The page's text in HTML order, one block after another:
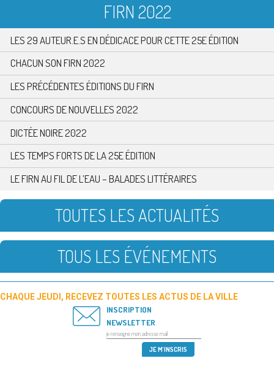
FIRN 2022
LES 29 AUTEUR.E.S EN DÉDICACE POUR CETTE 25E ÉDITION
CHACUN SON FIRN 2022
LES PRÉCÉDENTES ÉDITIONS DU FIRN
CONCOURS DE NOUVELLES 2022
DICTÉE NOIRE 2022
LES TEMPS FORTS DE LA 25E ÉDITION
LE FIRN AU FIL DE L’EAU – BALADES LITTÉRAIRES
TOUTES LES ACTUALITÉS
TOUS LES ÉVÉNEMENTS
CHAQUE JEUDI, RECEVEZ TOUTES LES ACTUS DE LA VILLE
INSCRIPTION
NEWSLETTER